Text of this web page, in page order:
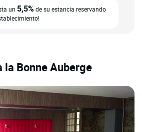
un 5,5%de su estancia reservando
la Bonne Auberge